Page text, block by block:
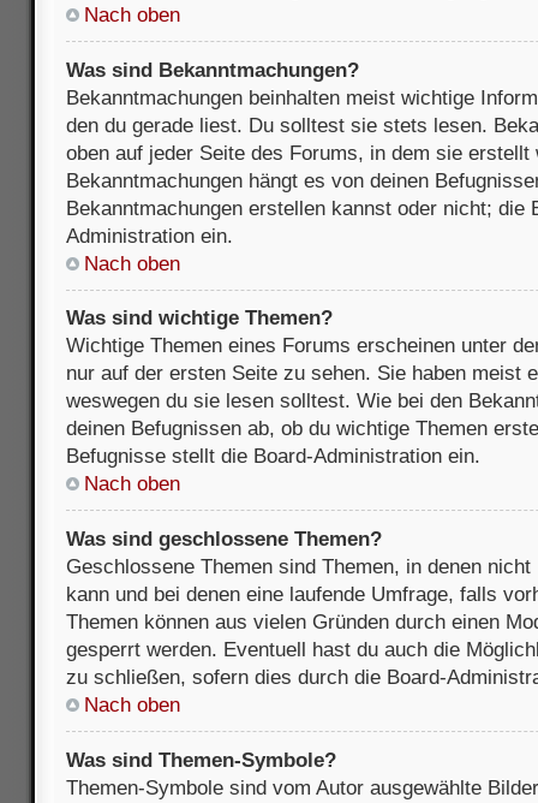
Nach oben
Was sind Bekanntmachungen?
Bekanntmachungen beinhalten meist wichtige
den du gerade liest. Du solltest sie stets lesen.
oben auf jeder Seite des Forums, in dem sie erstellt
Bekanntmachungen hängt es von deinen
Bekanntmachungen erstellen kannst oder nicht; die
Administration ein.
Nach oben
Was sind wichtige Themen?
Wichtige Themen eines Forums erscheinen unter
nur auf der ersten Seite zu sehen. Sie haben meist
weswegen du sie lesen solltest. Wie bei den
deinen Befugnissen ab, ob du wichtige Themen
Befugnisse stellt die Board-Administration ein.
Nach oben
Was sind geschlossene Themen?
Geschlossene Themen sind Themen, in denen
kann und bei denen eine laufende Umfrage, falls
Themen können aus vielen Gründen durch einen
gesperrt werden. Eventuell hast du auch die
zu schließen, sofern dies durch die Board-
Nach oben
Was sind Themen-Symbole?
Themen-Symbole sind vom Autor ausgewählte